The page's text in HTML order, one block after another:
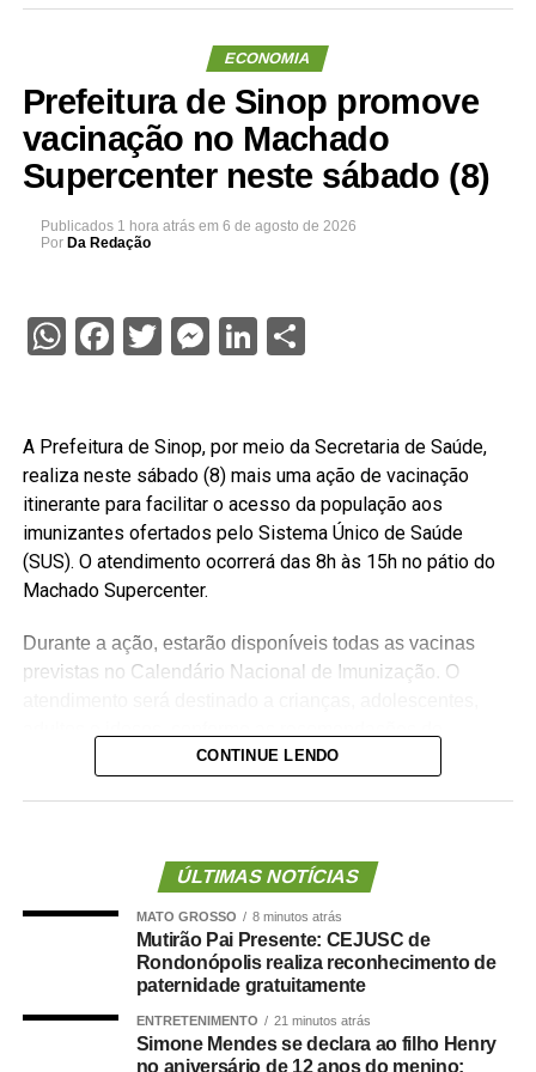
ECONOMIA
Prefeitura de Sinop promove
vacinação no Machado
Supercenter neste sábado (8)
Publicados 1 hora atrás em 6 de agosto de 2026
Por Da Redação
WhatsApp
Facebook
Twitter
Messenger
LinkedIn
Share
A Prefeitura de Sinop, por meio da Secretaria de Saúde,
realiza neste sábado (8) mais uma ação de vacinação
itinerante para facilitar o acesso da população aos
imunizantes ofertados pelo Sistema Único de Saúde
(SUS). O atendimento ocorrerá das 8h às 15h no pátio do
Machado Supercenter.
Durante a ação, estarão disponíveis todas as vacinas
previstas no Calendário Nacional de Imunização. O
Programa Nacional de Imunizações (PNI). A iniciativa faz
comparecer às unidades de saúde durante a semana.
O coordenador de Imunização da Prefeitura de Sinop,
João Gustavo Breganó, destacou que as ações
itinerantes têm papel importante na ampliação do alcance
das campanhas de vacinação e aproximam os serviços
da população. “A vacinação é uma das medidas mais
CONTINUE LENDO
ÚLTIMAS NOTÍCIAS
MATO GROSSO 8 minutos atrás
Mutirão Pai Presente: CEJUSC de
Rondonópolis realiza reconhecimento de
paternidade gratuitamente
ENTRETENIMENTO 21 minutos atrás
Simone Mendes se declara ao filho Henry
no aniversário de 12 anos do menino: